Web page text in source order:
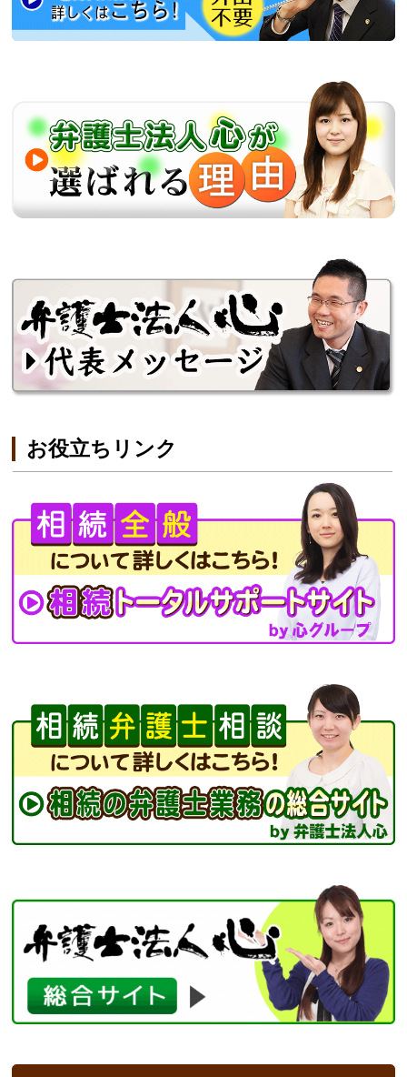
お役立ちリンク